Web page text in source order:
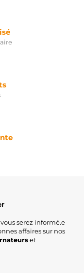
serez informé.e
affaires sur nos
et